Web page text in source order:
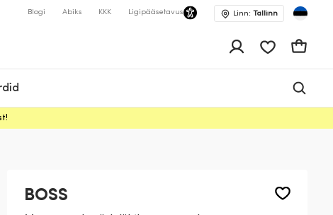
Blogi Abiks KKK Ligipääsetavus Linn: Tallinn
BOSS